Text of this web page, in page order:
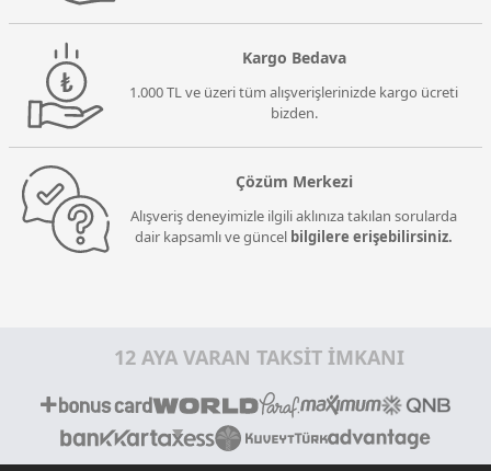
Kargo Bedava
1.000 TL ve üzeri tüm alışverişlerinizde kargo ücreti
bizden.
Çözüm Merkezi
Alışveriş deneyimizle ilgili aklınıza takılan sorularda
dair kapsamlı ve güncel bilgilere erişebilirsiniz.
12 AYA VARAN TAKSİT İMKANI